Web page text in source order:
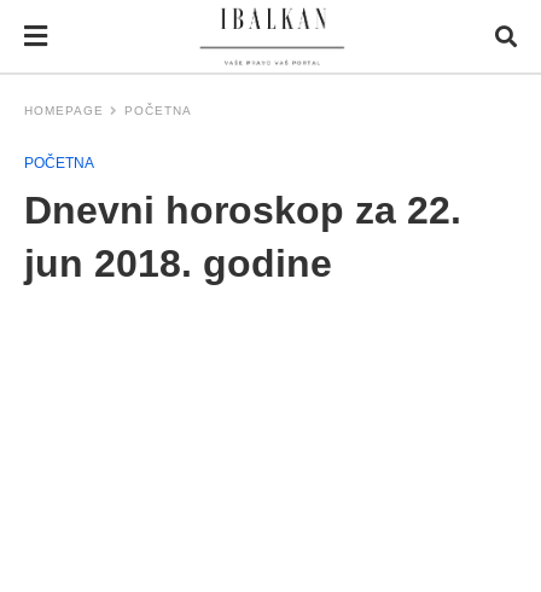
HOMEPAGE POČETNA
POČETNA
Dnevni horoskop za 22.
jun 2018. godine